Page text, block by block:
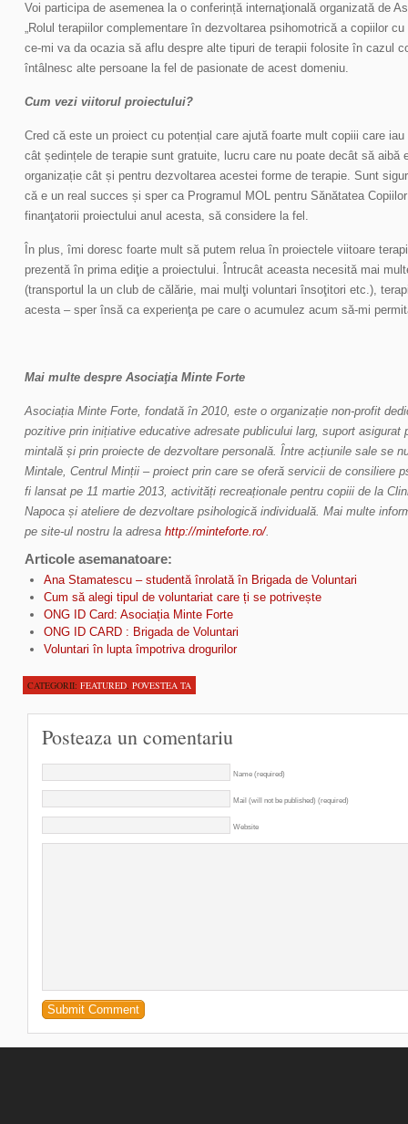
Voi participa de asemenea la o conferință internaţională organizată de
„Rolul terapiilor complementare în dezvoltarea psihomotrică a copiilor
ce-mi va da ocazia să aflu despre alte tipuri de terapii folosite în cazul
întâlnesc alte persoane la fel de pasionate de acest domeniu.
Cum vezi viitorul proiectului?
Cred că este un proiect cu potențial care ajută foarte mult copiii care
cât ședințele de terapie sunt gratuite, lucru care nu poate decât să
organizație cât și pentru dezvoltarea acestei forme de terapie. Sunt
că e un real succes și sper ca Programul MOL pentru Sănătatea
finanţatorii proiectului anul acesta, să considere la fel.
În plus, îmi doresc foarte mult să putem relua în proiectele viitoare
prezentă în prima ediţie a proiectului. Întrucât aceasta necesită mai
(transportul la un club de călărie, mai mulţi voluntari însoţitori etc.),
acesta – sper însă ca experienţa pe care o acumulez acum să-mi
Mai multe despre Asociaţia Minte Forte
Asociația Minte Forte, fondată în 2010, este o organizație non-profit
pozitive prin inițiative educative adresate publicului larg, suport asigurat
mintală și prin proiecte de dezvoltare personală. Între acțiunile sale se
Mintale, Centrul Minții – proiect prin care se oferă servicii de consiliere
fi lansat pe 11 martie 2013, activități recreaționale pentru copiii de la
Napoca și ateliere de dezvoltare psihologică individuală. Mai multe
pe site-ul nostru la adresa http://minteforte.ro/.
Articole asemanatoare:
Ana Stamatescu – studentă înrolată în Brigada de Voluntari
Cum să alegi tipul de voluntariat care ți se potrivește
ONG ID Card: Asociația Minte Forte
ONG ID CARD : Brigada de Voluntari
Voluntari în lupta împotriva drogurilor
CATEGORII: FEATURED, POVESTEA TA
Posteaza un comentariu
Name (required)
Mail (will not be published) (required)
Website